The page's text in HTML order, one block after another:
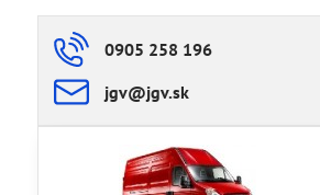
0905 258 196
jgv​@jgv​.sk